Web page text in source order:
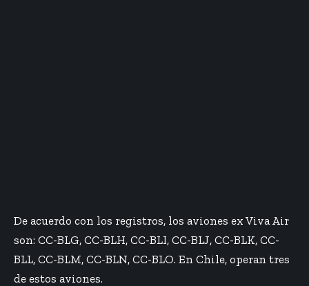
De acuerdo con los registros, los aviones ex Viva Air
son: CC-BLG, CC-BLH, CC-BLI, CC-BLJ, CC-BLK, CC-
BLL, CC-BLM, CC-BLN, CC-BLO. En Chile, operan tres
de estos aviones.